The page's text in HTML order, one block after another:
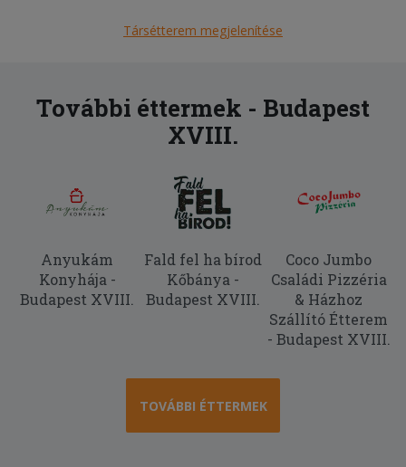
Elnézést.
futár udvarias.A lemaradt palacsintát
szó nélkül pótolták. Köszönjük.
Társétterem megjelenítése
További éttermek - Budapest
XVIII.
Anyukám
Konyhája -
Budapest XVIII.
Fald fel ha bírod
Kőbánya -
Budapest XVIII.
Coco Jumbo
Családi Pizzéria
& Házhoz
Szállító Étterem
- Budapest XVIII.
TOVÁBBI ÉTTERMEK